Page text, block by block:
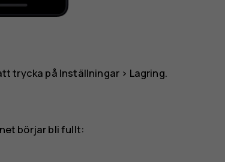
trycka på Inställningar > Lagring.
börjar bli fullt: